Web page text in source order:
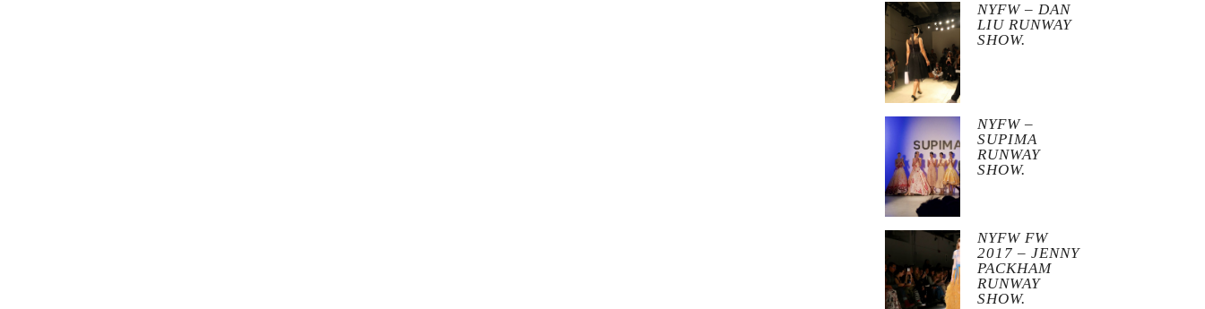
NYFW – DAN
LIU RUNWAY
SHOW.
NYFW –
SUPIMA
RUNWAY
SHOW.
NYFW FW
2017 – JENNY
PACKHAM
RUNWAY
SHOW.